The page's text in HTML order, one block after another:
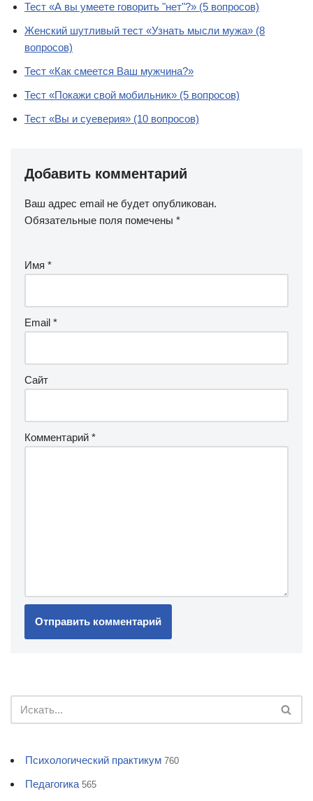
Тест «А вы умеете говорить "нет"?» (5 вопросов)
Женский шутливый тест «Узнать мысли мужа» (8
вопросов)
Тест «Как смеется Ваш мужчина?»
Тест «Покажи свой мобильник» (5 вопросов)
Тест «Вы и суеверия» (10 вопросов)
Добавить комментарий
Ваш адрес email не будет опубликован.
Обязательные поля помечены *
Имя *
Email *
Сайт
Комментарий *
Психологический практикум 760
Педагогика 565